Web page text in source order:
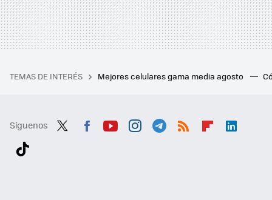
TEMAS DE INTERÉS Mejores celulares gama media agosto
Síguenos